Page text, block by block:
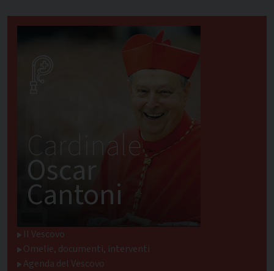
Cardinale
Oscar
Cantoni
Il Vescovo
Omelie, documenti, interventi
Agenda del Vescovo